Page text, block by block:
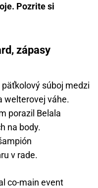
Pozrite si
zápasy
súboj medzi
welterovej váhe.
porazil Belala
na body.
v rade.
co-main event